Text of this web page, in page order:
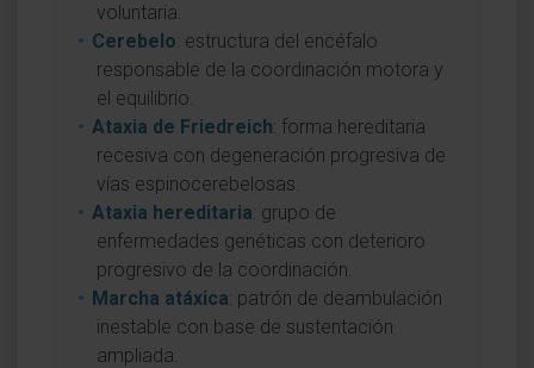
voluntaria.
Cerebelo: estructura del encéfalo
responsable de la coordinación motora y
el equilibrio.
Ataxia de Friedreich: forma hereditaria
recesiva con degeneración progresiva de
vías espinocerebelosas.
Ataxia hereditaria: grupo de
enfermedades genéticas con deterioro
progresivo de la coordinación.
Marcha atáxica: patrón de deambulación
inestable con base de sustentación
ampliada.